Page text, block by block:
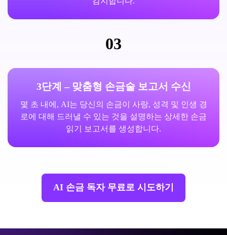
03
3단계 – 맞춤형 손금술 보고서 수신
몇 초 내에, AI는 당신의 손금이 사랑, 성격 및 인생 경
로에 대해 드러낼 수 있는 것을 설명하는 상세한 손금
읽기 보고서를 생성합니다.
AI 손금 독자 무료로 시도하기